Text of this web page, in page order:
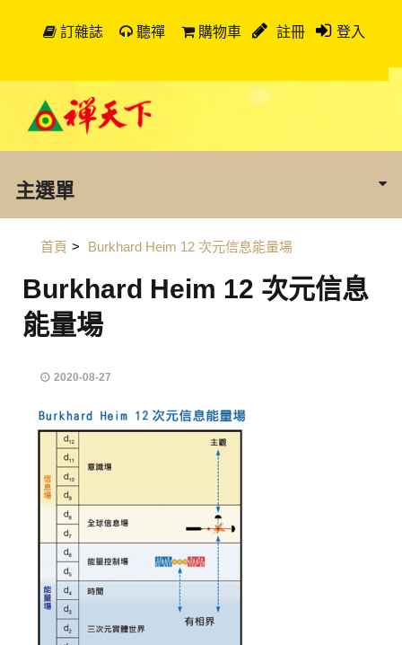
訂雜誌 聽禪 購物車 註冊 登入
主選單
首頁 > Burkhard Heim 12 次元信息能量場
Burkhard Heim 12 次元信息
能量場
2020-08-27